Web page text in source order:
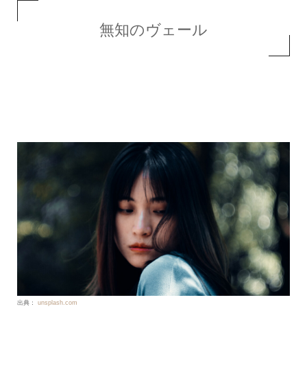
無知のヴェール
出典： unsplash.com